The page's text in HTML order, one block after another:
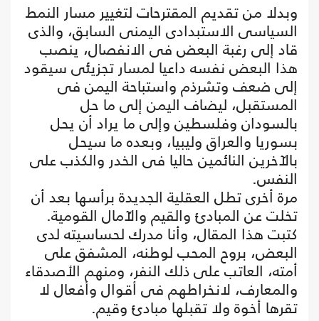
وبدلا من تقديم المقترحات لتغيير مسار النمط
السياسى الاستبدادى اليمنى السابق، والذى
قاد إلى رغبة البعض فى الانفصال، ينصب
هذا البعض نفسه داعيا لمسار تجزيئى سيقود
إلى ضعف وتشرذم واستباحة اليمن فى
المستقبل، ليضاف اليمن إلى ما حل
بالسودان وفلسطين وإلى ما يراد أن يحل
بسوريا والعراق وليبيا، وبعده ما سيحل
بالآخرين النائمين حاليا فى الخدر والكذب على
النفس.
مرة أخرى تطل العقلية الجديدة برأسها بعد أن
تخلت عن المبادئ والقيم والآمال القومية.
كتبت هذا المقال، وأنا مدرك لحساسيته لدى
البعض، بروح المحب لوطنه، المشفق على
أمته، العاتب على ذلك النفر، ومنهم الأصدقاء
والمعارف، لانخراطهم فى أقوال وأفعال لا
تقرها أخوة ولا تقبلها مبادئ وقيم.